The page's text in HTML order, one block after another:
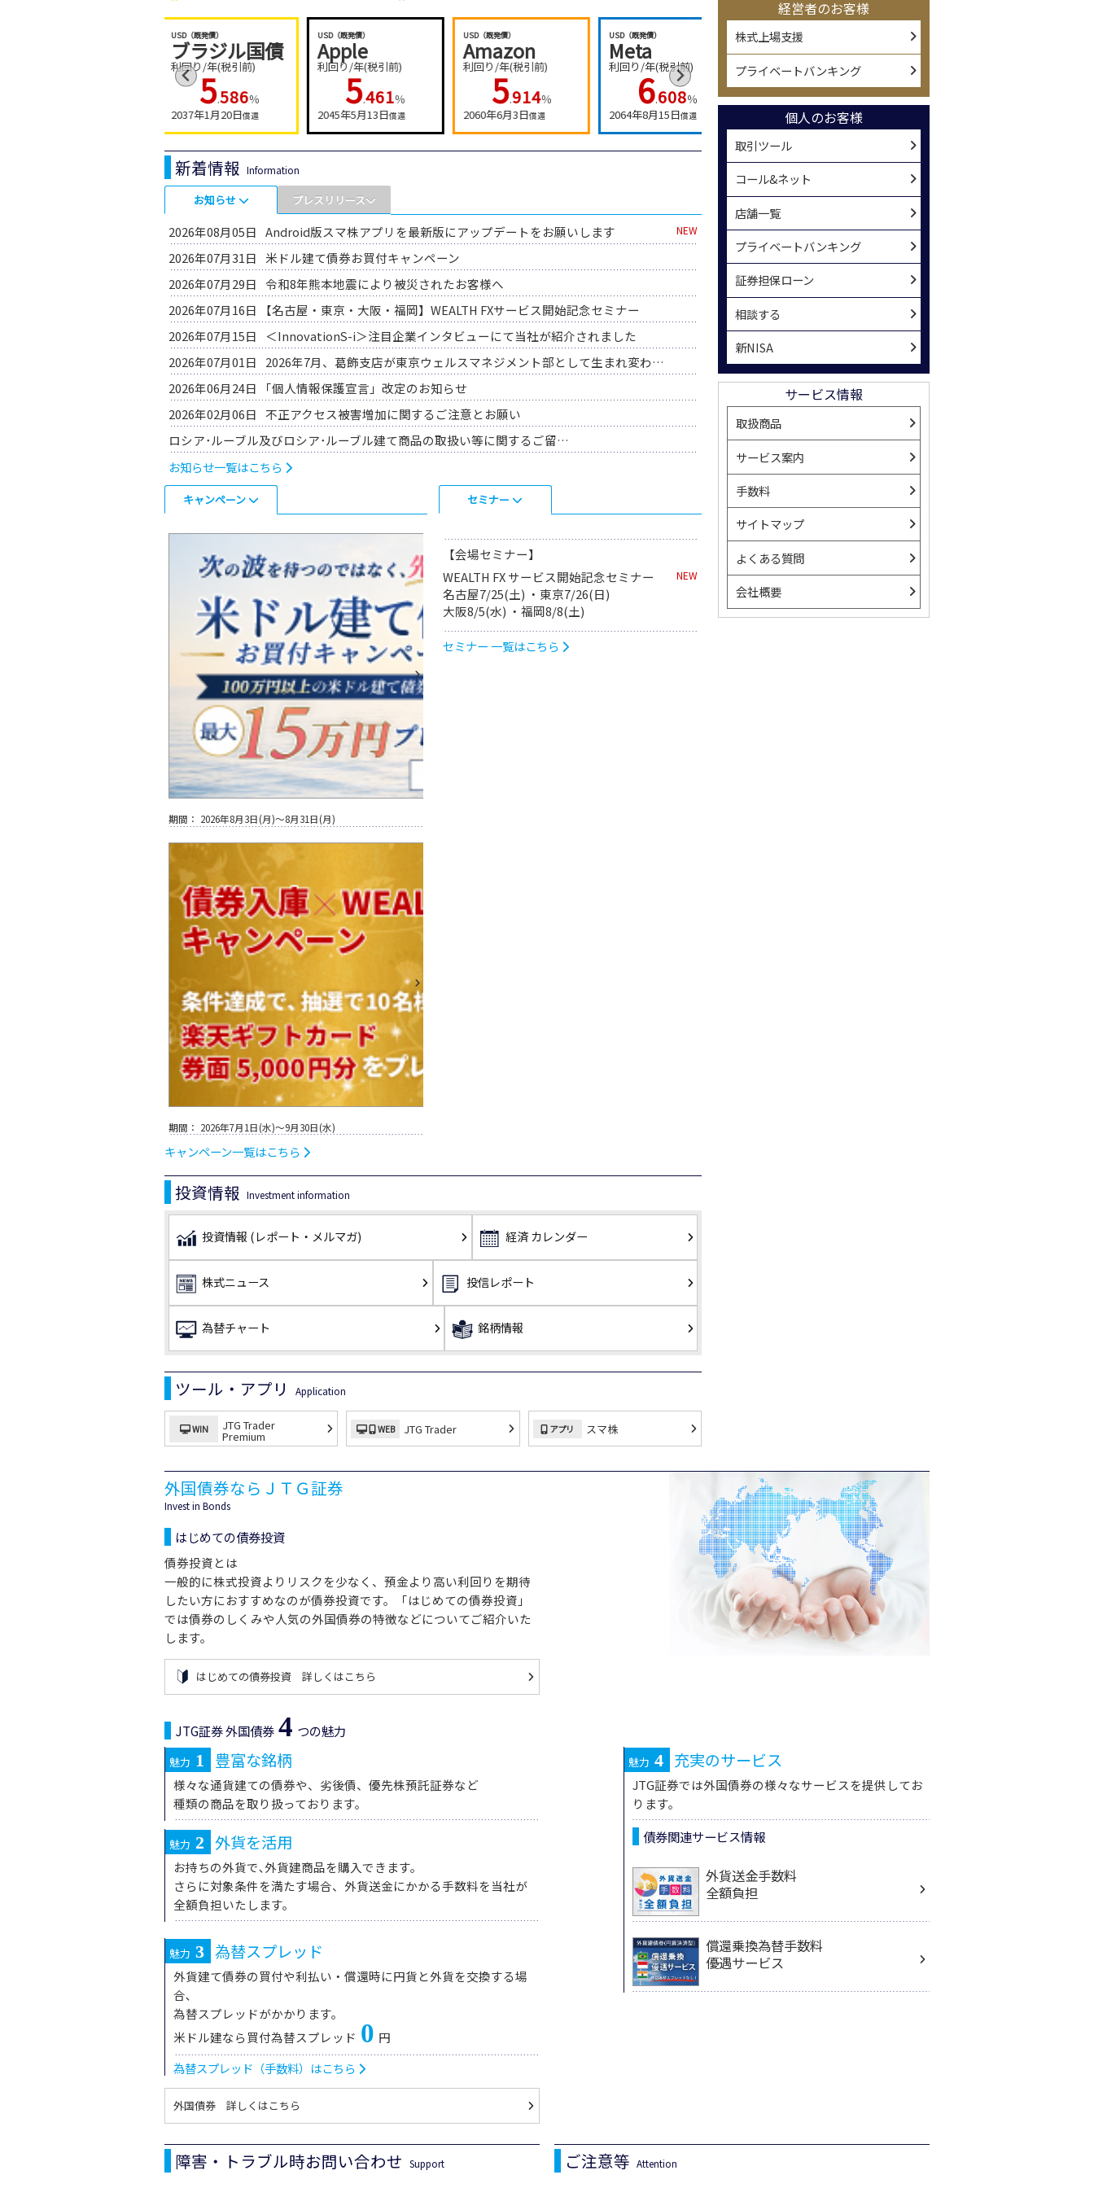
ブラジル国債 Apple
利回り/年(税引前)
5
2045年5月13日
利回り/年(税引前)
5
2060年6月3日
Meta
利回り/年(税引前)
6
2064年8月15日
Google
利回り/年(税引前)
5 996％
2065年5月15日
SBL HD
利回り/年(税引前)
7.388％
2034年10月30日
新着情報 Information
お知らせ
2026年08月05日 Android版スマ株アプリを最新版にアップデートをお願いします NEW
2026年07月31日
米ドル建て債券お買付キャンペーン
2026年07月29日
令和8年熊本地震により被災されたお客様へ
2026年07月16日
【名古屋・東京・大阪・福岡】WEALTH FXサービス開始記念セミナー
2026年07月15日
＜InnovationS-i＞注目企業インタビューにて当社が紹介されました
2026年07月01日
2026年7月、葛飾支店が東京ウェルスマネジメント部として生まれ変わりました
2026年06月24日
「個人情報保護宣言」改定のお知らせ
2026年02月06日
不正アクセス被害増加に関するご注意とお願い
ロシア･ルーブル及びロシア･ルーブル建て商品の取扱い等に関するご留意事項
お知らせ一覧はこちら
プレスリリース
2026年07月17日
外国債券のJTG証券、世界時価総額8位※のスペースX社債(既発)を取扱開始！（7/15～）
国内初、債券を担保にして“ダブルインカム(金利)を実現する”新発想のFXサービス「WEALTH FX」を6月22日サービス開始予定－6月1日より口座開設の事前申込を開始予定－
2026年04月30日
JTG証券、米ドル建て債券の預かり残高1,000億円を突破！─ 1,000億円突破記念キャンペーンを開催 ─
2026年03月23日
常務取締役就任に関するお知らせ
プレスリリース一覧はこちら
キャンペーン
米ドル建て債券お買付キャンペーン
期間： 2026年8月3日(月)～8月31日(月)
期間： 2026年7月1日(水)～9月30日(水)
キャンペーン一覧はこちら
セミナー
【会場セミナー】
WEALTH FX サービス開始記念セミナー
名古屋7/25(土) ・東京7/26(日)
大阪8/5(水) ・福岡8/8(土)
NEW
セミナー 一覧はこちら
投資情報 Investment information
投資情報 (レポート・メルマガ) 経済カレンダー
株式ニュース 投信レポート
為替チャート 銘柄情報
ツール・アプリ Application
WIN JTG Trader
Premium WEB JTG Trader アプリ スマ株
経営者のお客様
株式上場支援
プライベートバンキング
個人のお客様
取引ツール
コール&ネット
店舗一覧
プライベートバンキング
証券担保ローン
相談する
新NISA
サービス情報
取扱商品
サービス案内
手数料
サイトマップ
よくある質問
会社概要
外国債券ならＪＴＧ証券
Invest in Bonds
はじめての債券投資
債券投資とは
一般的に株式投資よりリスクを少なく、預金より高い利回りを期待
したい方におすすめなのが債券投資です。「はじめての債券投資」
では債券のしくみや人気の外国債券の特徴などについてご紹介いた
します。
はじめての債券投資 詳しくはこちら
JTG証券 外国債券 4 つの魅力
魅力 1 豊富な銘柄
様々な通貨建ての債券や、劣後債、優先株預託証券など
種類の商品を取り扱っております。
魅力 2 外貨を活用
お持ちの外貨で､外貨建商品を購入できます。
さらに対象条件を満たす場合、外貨送金にかかる手数料を当社が
全額負担いたします。
魅力 3 為替スプレッド
外貨建て債券の買付や利払い・償還時に円貨と外貨を交換する場
合､
為替スプレッドがかかります。
米ドル建なら買付為替スプレッド 0 円
為替スプレッド（手数料）はこちら
魅力 4 充実のサービス
JTG証券では外国債券の様々なサービスを提供してお
ります。
債券関連サービス情報
外貨送金手数料
全額負担
償還乗換為替手数料
優遇サービス
外国債券 詳しくはこちら
障害・トラブル時お問い合わせ Support ご注意等 Attention